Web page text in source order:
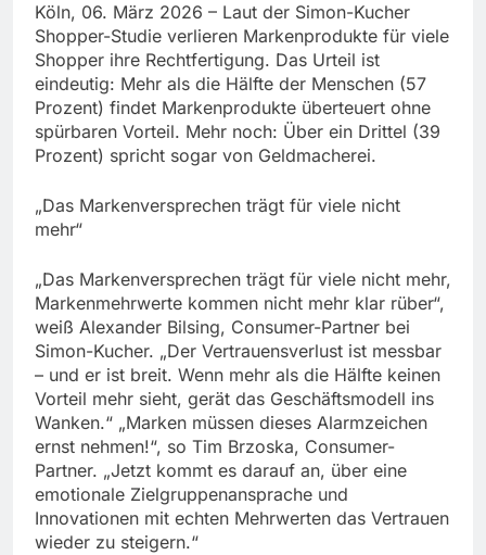
Köln, 06. März 2026 – Laut der Simon-Kucher
Shopper-Studie verlieren Markenprodukte für viele
Shopper ihre Rechtfertigung. Das Urteil ist
eindeutig: Mehr als die Hälfte der Menschen (57
Prozent) findet Markenprodukte überteuert ohne
spürbaren Vorteil. Mehr noch: Über ein Drittel (39
Prozent) spricht sogar von Geldmacherei.
„Das Markenversprechen trägt für viele nicht
mehr“
„Das Markenversprechen trägt für viele nicht mehr,
Markenmehrwerte kommen nicht mehr klar rüber“,
weiß Alexander Bilsing, Consumer-Partner bei
Simon-Kucher. „Der Vertrauensverlust ist messbar
– und er ist breit. Wenn mehr als die Hälfte keinen
Vorteil mehr sieht, gerät das Geschäftsmodell ins
Wanken.“ „Marken müssen dieses Alarmzeichen
ernst nehmen!“, so Tim Brzoska, Consumer-
Partner. „Jetzt kommt es darauf an, über eine
emotionale Zielgruppenansprache und
Innovationen mit echten Mehrwerten das Vertrauen
wieder zu steigern.“